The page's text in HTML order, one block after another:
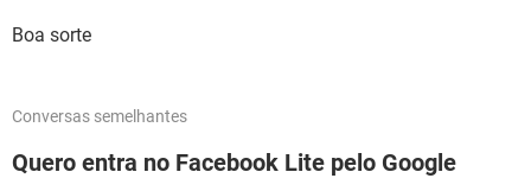
Boa sorte
Conversas semelhantes
Quero entra no Facebook Lite pelo Google